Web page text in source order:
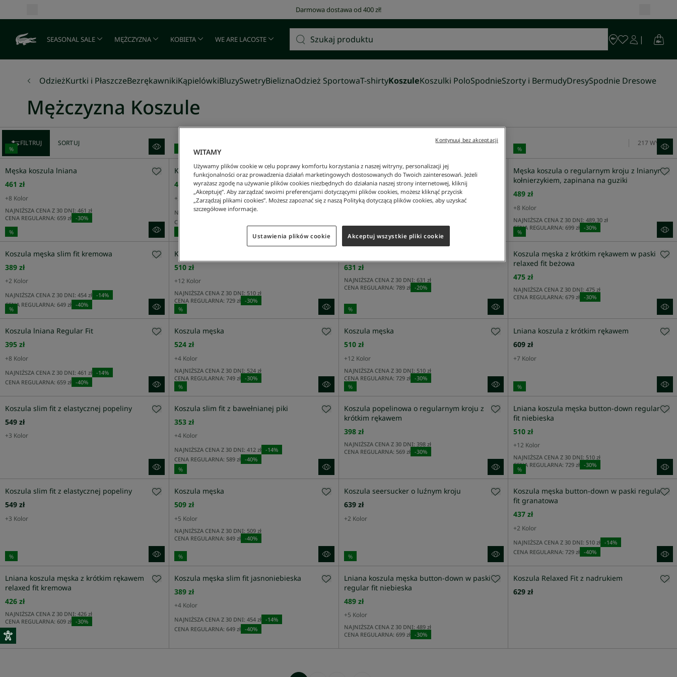
Darmowa dostawa od 400 zł!
SEASONAL SALE MĘŻCZYZNA KOBIETA WE ARE LACOSTE
OdzieżKurtki i PłaszczeBezrękawnikiKąpielówkiBluzySwetryBieliznaOdzież SportowaT-shirtyKoszuleKoszulki PoloSpodnieSzorty i BermudyDresySpodnie Dresowe
Mężczyzna Koszule
FILTRUJ SORTUJ 217 WYNIK
Rekomendowane
Cena Malejąco
Nowości
PŁEĆ
KATEGORIA
KOLOR
ROZMIAR
FIT
KOŁNIERZYK
%
Męska koszula lniana
461 zł
+8 Kolor
NAJNIŻSZA CENA Z 30 DNI: 461 zł
CENA REGULARNA: 659 zł -30%
Koszula męska slim fit biała
437 zł
+3 Kolor
NAJNIŻSZA CENA Z 30 DNI: 510 zł
CENA REGULARNA:
Koszula męska slim fit jasnoniebieska
437 zł
+3 Kolor
%
Męska koszula o regularnym kroju z lnianym
kołnierzykiem, zapinana na guziki
489 zł
+8 Kolor
NAJNIŻSZA CENA Z 30 DNI: 489,30 zł
CENA REGULARNA: 699 zł -30%
%
Koszula męska slim fit kremowa
389 zł
+2 Kolor
NAJNIŻSZA CENA Z 30 DNI: 454 zł -14%
CENA REGULARNA: 649 zł -40%
Koszula męska
510 zł
+12 Kolor
NAJNIŻSZA CENA Z 30 DNI: 510 zł
CENA REGULARNA: 729 zł -30%
631 zł
NAJNIŻSZA CENA Z 30 DNI: 631 zł
CENA REGULARNA: 789 zł -20%
%
Koszula męska z krótkim rękawem w paski
relaxed fit beżowa
475 zł
NAJNIŻSZA CENA Z 30 DNI: 475 zł
CENA REGULARNA: 679 zł -30%
%
Koszula lniana Regular Fit
395 zł
+8 Kolor
NAJNIŻSZA CENA Z 30 DNI: 461 zł -14%
CENA REGULARNA: 659 zł -40%
%
Koszula męska
524 zł
+4 Kolor
NAJNIŻSZA CENA Z 30 DNI: 524 zł
CENA REGULARNA: 749 zł -30%
%
Koszula męska
510 zł
+12 Kolor
NAJNIŻSZA CENA Z 30 DNI: 510 zł
CENA REGULARNA: 729 zł -30%
Lniana koszula z krótkim rękawem
609 zł
+7 Kolor
Koszula slim fit z elastycznej popeliny
549 zł
+3 Kolor
%
Koszula slim fit z bawełnianej piki
353 zł
+4 Kolor
NAJNIŻSZA CENA Z 30 DNI: 412 zł -14%
CENA REGULARNA: 589 zł -40%
%
Koszula popelinowa o regularnym kroju z
krótkim rękawem
398 zł
NAJNIŻSZA CENA Z 30 DNI: 398 zł
CENA REGULARNA: 569 zł -30%
%
Lniana koszula męska button-down regular
fit niebieska
510 zł
+12 Kolor
NAJNIŻSZA CENA Z 30 DNI: 510 zł
CENA REGULARNA: 729 zł -30%
Koszula slim fit z elastycznej popeliny
549 zł
+3 Kolor
%
Koszula męska
509 zł
+5 Kolor
NAJNIŻSZA CENA Z 30 DNI: 509 zł
CENA REGULARNA: 849 zł -40%
Koszula seersucker o luźnym kroju
639 zł
+2 Kolor
%
Koszula męska button-down w paski regular
fit granatowa
437 zł
+2 Kolor
NAJNIŻSZA CENA Z 30 DNI: 510 zł -14%
CENA REGULARNA: 729 zł -40%
%
Lniana koszula męska z krótkim rękawem
relaxed fit kremowa
426 zł
NAJNIŻSZA CENA Z 30 DNI: 426 zł
CENA REGULARNA: 609 zł -30%
%
Koszula męska slim fit jasnoniebieska
389 zł
+4 Kolor
NAJNIŻSZA CENA Z 30 DNI: 454 zł -14%
CENA REGULARNA: 649 zł -40%
%
Lniana koszula męska button-down w paski
regular fit niebieska
489 zł
+5 Kolor
NAJNIŻSZA CENA Z 30 DNI: 489 zł
CENA REGULARNA: 699 zł -30%
Koszula Relaxed Fit z nadrukiem
629 zł
WITAMY
Używamy plików cookie w celu poprawy komfortu korzystania z naszej witryny, personalizacji jej
funkcjonalności oraz prowadzenia działań marketingowych dostosowanych do Twoich zainteresowań. Jeżeli
wyrażasz zgodę na używanie plików cookies niezbędnych do działania naszej strony internetowej, kliknij
„Akceptuję”. Aby zarządzać swoimi preferencjami dotyczącymi plików cookies, możesz kliknąć przycisk
„Zarządzaj plikami cookies”. Możesz zapoznać się z naszą Polityką dotyczącą plików cookies, aby uzyskać
szczegółowe informacje.
Ustawienia plików cookie Akceptuj wszystkie pliki cookie
Kontynuuj bez akceptacji